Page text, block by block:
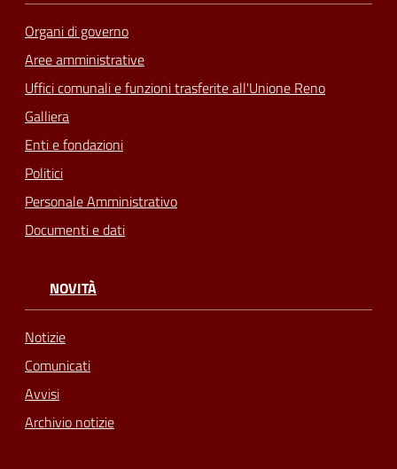
Organi di governo
Aree amministrative
Uffici comunali e funzioni trasferite all'Unione Reno
Galliera
Enti e fondazioni
Politici
Personale Amministrativo
Documenti e dati
NOVITÀ
Notizie
Comunicati
Avvisi
Archivio notizie